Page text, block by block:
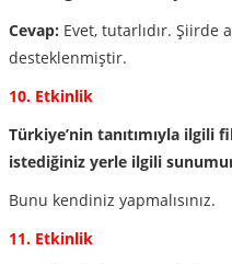
Cevap: Evet, tutarlıdır. Şiirde
desteklenmiştir.
10. Etkinlik
Türkiye’nin tanıtımıyla ilgili
istediğiniz yerle ilgili
Bunu kendiniz yapmalısınız.
11. Etkinlik